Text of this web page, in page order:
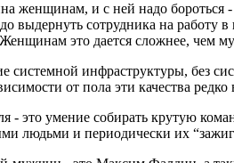
женщинам, и с ней надо
выдернуть сотрудника на работу
это дается сложнее, чем
системной инфраструктуры, без
от пола эти качества
- это умение собирать крутую
людьми и периодически их